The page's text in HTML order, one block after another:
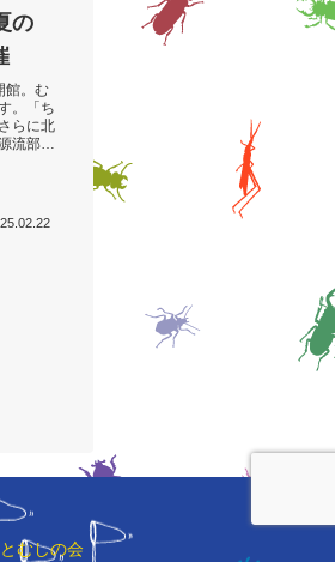
の
館。む
。「ち
らに北
流部に
むしの会